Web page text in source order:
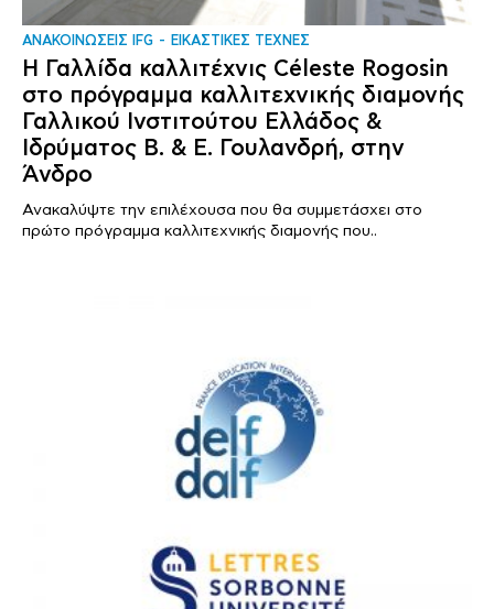
ΑΝΑΚΟΙΝΩΣΕΙΣ IFG ΕΙΚΑΣΤΙΚΕΣ ΤΕΧΝΕΣ
Η Γαλλίδα καλλιτέχνις Céleste Rogosin
στο πρόγραμμα καλλιτεχνικής διαμονής
Γαλλικού Ινστιτούτου Ελλάδος &
Ιδρύματος Β. & Ε. Γουλανδρή, στην
Άνδρο
Ανακαλύψτε την επιλέχουσα που θα συμμετάσχει στο
πρώτο πρόγραμμα καλλιτεχνικής διαμονής που..